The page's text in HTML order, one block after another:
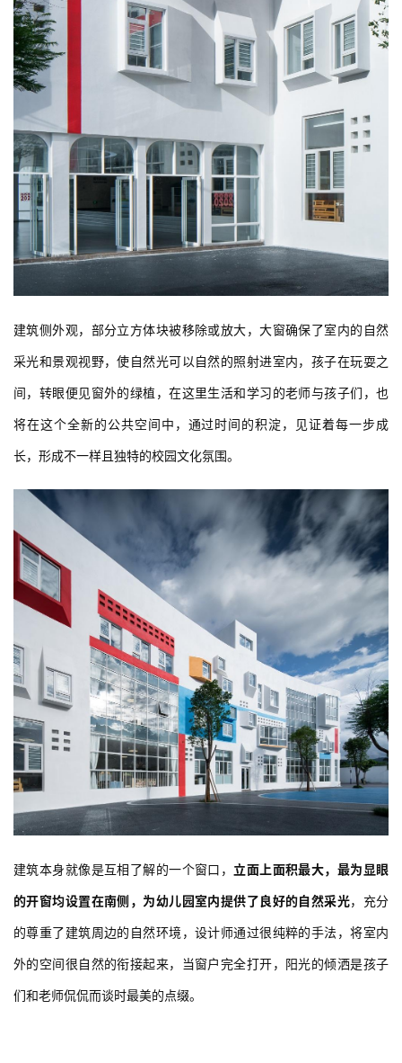
建筑侧外观，部分立方体块被移除或放大，大窗确保了室内的自然
采光和景观视野，使自然光可以自然的照射进室内，孩子在玩耍之
间，转眼便见窗外的绿植，在这里生活和学习的老师与孩子们，也
将在这个全新的公共空间中，通过时间的积淀，见证着每一步成
长，形成不一样且独特的校园文化氛围。
建筑本身就像是互相了解的一个窗口， 立面上面积最大，最为显眼
的开窗均设置在南侧 ，为幼儿园室内提供了良好的自然采光，充分
的尊重了建筑周边的自然环境，设计师通过很纯粹的手法，将室内
外的空间很自然的衔接起来，当窗户完全打开，阳光的倾洒是孩子
们和老师侃侃而谈时最美的点缀。